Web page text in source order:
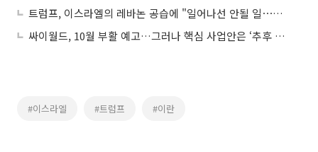
트럼프, 이스라엘의 레바논 공습에 "일어나선 안될 일⋯정말 화가 났다"
싸이월드, 10월 부활 예고…그러나 핵심 사업안은 ‘추후 공개’
#이스라엘 #트럼프 #이란